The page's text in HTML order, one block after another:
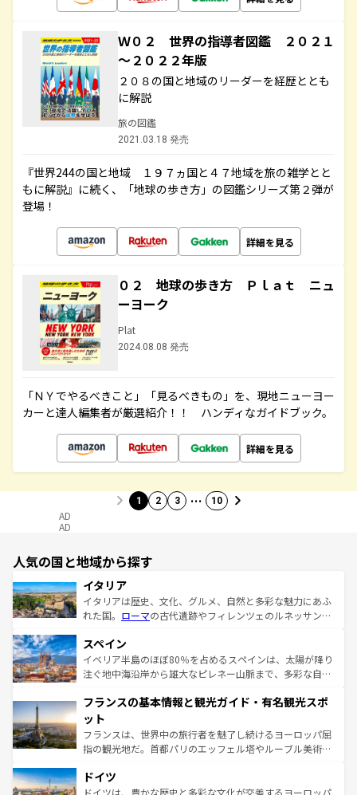
Ｗ０２ 世界の指導者図鑑 ２０２１
～２０２２年版
２０８の国と地域のリーダーを経歴ととも
に解説
旅の図鑑
2021.03.18 発売
『世界244の国と地域 １９７ヵ国と４７地域を旅の雑学とと
もに解説』に続く、「地球の歩き方」の図鑑シリーズ第２弾が
登場！
詳細を見る
０２ 地球の歩き方 Ｐｌａｔ ニュ
ーヨーク
Plat
2024.08.08 発売
「ＮＹでやるべきこと」「見るべきもの」を、現地ニューヨー
カーと達人編集者が厳選紹介！！ ハンディなガイドブック。
詳細を見る
1 2 3 … 10
AD
AD
人気の国と地域から探す
イタリア
イタリアは歴史、文化、グルメ、自然と多彩な魅力にあふ
れた国。 ローマの古代遺跡やフィレンツェのルネッサンス
ろん、トスカーナの美しい田園風景やアマルフィ海岸の絶
景など、自然景観も見逃せない。観光の合間には、本場の
ピザやパスタなど、絶品のイタリア料理を堪能することも
ませてくれるイタリアで、忘れられない旅をしてみよう！
なお、新着のイタリア情報は
しい。
スペイン
イベリア半島のほぼ80％を占めるスペインは、太陽が降り
注ぐ地中海沿岸から雄大なピレネー山脈まで、多彩な自然
文化が根付くこの国では、情熱的なフラメンコ、熱気あふ
れる闘牛、そして美味しいタパスが生活の一部となってい
る。首都マドリードの洗練された雰囲気や、バルセロナの
アートに溢れた街角から、地方では古代ローマ遺跡や中世
せる。地方によって風土や気候が異なるスペインはその個
性で訪れる人を魅了する。 なお、新着のスペイン情報は コ
フランスの基本情報と観光ガイド・有名観光スポ
ット
フランスは、世界中の旅行者を魅了し続けるヨーロッパ屈
指の観光地だ。首都パリのエッフェル塔やルーブル美術館
で、幅広い魅力が詰まっている。華麗な宮殿、歴史的な大
聖堂、美しいビーチ、そして豊かな自然が、訪れる者を心
ドイツ
ドイツは、豊かな歴史と多彩な文化が交差するヨーロッパ